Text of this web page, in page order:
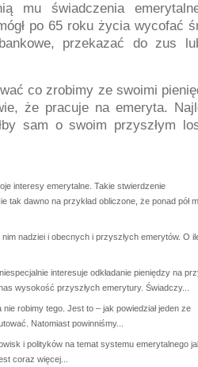
mu świadczenia
po 65 roku życia wycofać
przekazać do zus
co zrobimy ze swoimi
że pracuje na emeryta.
sam o swoim przyszłym
interesy emerytalne. Takie stwierdzenie
dawno na przykład obliczone, że ponad pół
nadziei i obecnych i przyszłych emerytów. O
interesuje odkładanie pieniędzy na
wysokość przyszłych emerytury. Świadczy...
robimy tego. Jest to – jak powiedział jeden ze
Natomiast powinniśmy...
i polityków na temat systemu emerytalnego
coraz więcej...